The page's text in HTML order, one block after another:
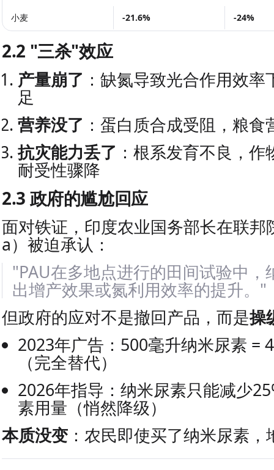
小麦 -21.6% -24%
2.2 "三杀"效应
产量崩了 ：缺氮导致光合作用效
足
营养没了 ：蛋白质合成受阻，粮
抗灾能力丢了 ：根系发育不良，
耐受性骤降
2.3 政府的尴尬回应
面对铁证，印度农业国务部长在联邦
a）被迫承认：
"PAU在多地点进行的田间试验中，
出增产效果或氮利用效率的提升。"
但政府的应对不是撤回产品，而是操
2023年广告：500毫升纳米尿素 =
（完全替代）
2026年指导：纳米尿素只能减少
素用量（悄然降级）
本质没变 ：农民即使买了纳米尿素